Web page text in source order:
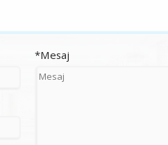
*Mesaj